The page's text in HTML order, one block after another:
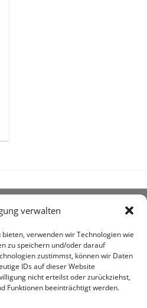
verwalten
verwenden wir Technologien wie
zu speichern und/oder darauf
zustimmst, können wir Daten
IDs auf dieser Website
nicht erteilst oder zurückziehst,
Funktionen beeinträchtigt werden.